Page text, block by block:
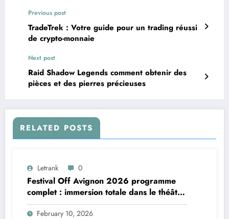
Previous post
TradeTrek : Votre guide pour un trading réussi
de crypto-monnaie
Next post
Raid Shadow Legends comment obtenir des
pièces et des pierres précieuses
RELATED POSTS
Letrank 0
Festival Off Avignon 2026 programme
complet : immersion totale dans le théâtre
vivant
February 10, 2026